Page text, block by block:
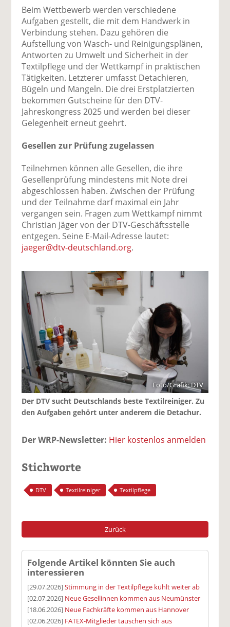
o
k
te
il
e
n
te
e
n
se
d
e
n
Beim Wettbewerb werden verschiedene
Aufgaben gestellt, die mit dem Handwerk in
Verbindung stehen. Dazu gehören die
Aufstellung von Wasch- und Reinigungsplänen,
Antworten zu Umwelt und Sicherheit in der
Textilpflege und der Wettkampf in praktischen
Tätigkeiten. Letzterer umfasst Detachieren,
Bügeln und Mangeln. Die drei Erstplatzierten
bekommen Gutscheine für den DTV-
Jahreskongress 2025 und werden bei dieser
Gelegenheit erneut geehrt.
Gesellen zur Prüfung zugelassen
Teilnehmen können alle Gesellen, die ihre
Gesellenprüfung mindestens mit Note drei
abgeschlossen haben. Zwischen der Prüfung
und der Teilnahme darf maximal ein Jahr
vergangen sein. Fragen zum Wettkampf nimmt
Christian Jäger von der DTV-Geschäftsstelle
entgegen. Seine E-Mail-Adresse lautet:
jaeger@dtv-deutschland.org.
Foto/Grafik: DTV
Der DTV sucht Deutschlands beste Textilreiniger. Zu
den Aufgaben gehört unter anderem die Detachur.
Der WRP-Newsletter: Hier kostenlos anmelden
Stichworte
DTV Textilreiniger Textilpflege
Zurück
Folgende Artikel könnten Sie auch
interessieren
[29.07.2026]Stimmung in der Textilpflege kühlt weiter ab
[02.07.2026] Neue Gesellinnen kommen aus Neumünster
[18.06.2026] Neue Fachkräfte kommen aus Hannover
[02.06.2026] FATEX-Mitglieder tauschen sich aus